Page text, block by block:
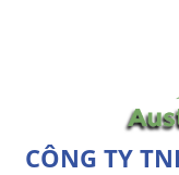
CÔNG TY